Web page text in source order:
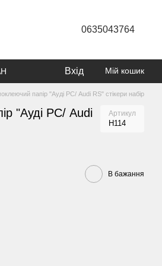
0635043764
Вхід Мій кошик
папір "Ауді РС/ Audi RS" стікери набір
"Ауді РС/ Audi
Артикул
Н114
В бажання